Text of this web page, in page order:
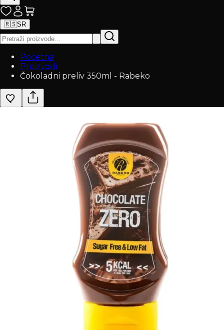
🇷🇸SR
Početna
Proizvodi
Čokoladni preliv 350ml - Rabeko